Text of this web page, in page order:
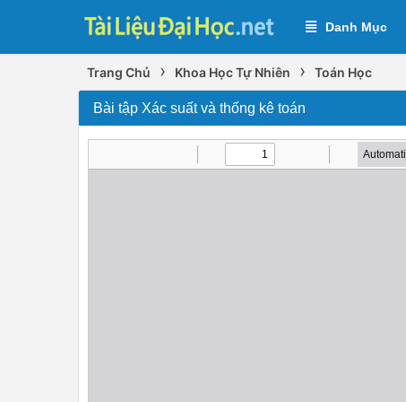
Danh Mục
Trang Chủ › Khoa Học Tự Nhiên › Toán Học
Bài tập Xác suất và thống kê toán